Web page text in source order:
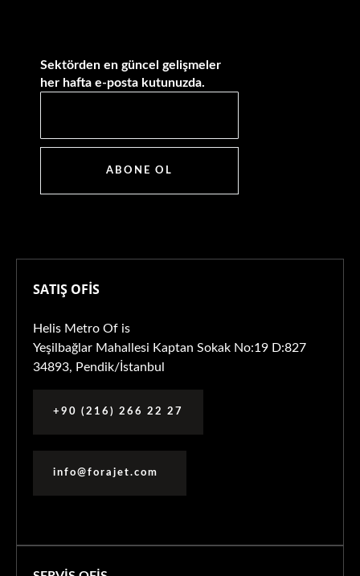
Sektörden en güncel gelişmeler
her hafta e-posta kutunuzda.
ABONE OL
SATIŞ OFİS
Helis Metro Of is
Yeşilbağlar Mahallesi Kaptan Sokak No:19 D:827
34893, Pendik/İstanbul
+90 (216) 266 22 27
info@forajet.com